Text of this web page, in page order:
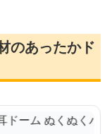
のあったかド